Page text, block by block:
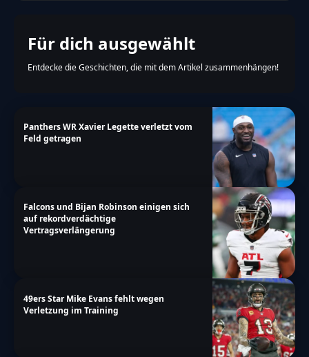
Für dich ausgewählt
Entdecke die Geschichten, die mit dem Artikel zusammenhängen!
Panthers WR Xavier Legette verletzt vom
Feld getragen
Falcons und Bijan Robinson einigen sich
auf rekordverdächtige
Vertragsverlängerung
49ers Star Mike Evans fehlt wegen
Verletzung im Training